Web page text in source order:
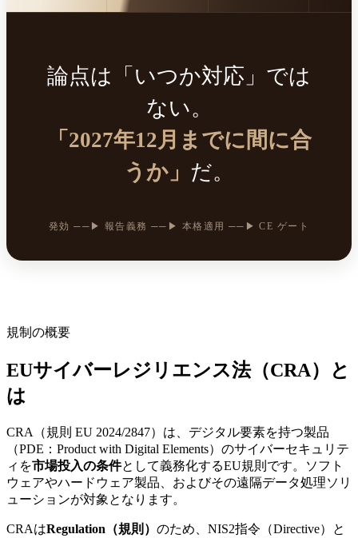
論点は「いつか対応」では
ない。
「2027年12月までに間に合
うか」 だ。
発効 ──▶ 報告義務 ──▶ 本格適用 ──▶ CE ゲート
規制の概要
EUサイバーレジリエンス法（CRA）と
は
CRA（規則 EU 2024/2847）は、デジタル要素を持つ製品
（PDE：Product with Digital Elements）のサイバーセキュリテ
ィを市場投入の条件として義務化するEU規則です。ソフト
ウェアやハードウェア製品、およびその遠隔データ処理ソリ
ューションが対象となります。
CRAはRegulation（規則） のため、NIS2指令（Directive）と